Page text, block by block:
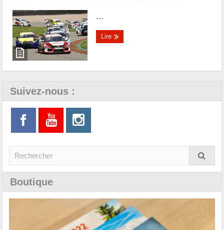
...
Lire
Suivez-nous :
Boutique